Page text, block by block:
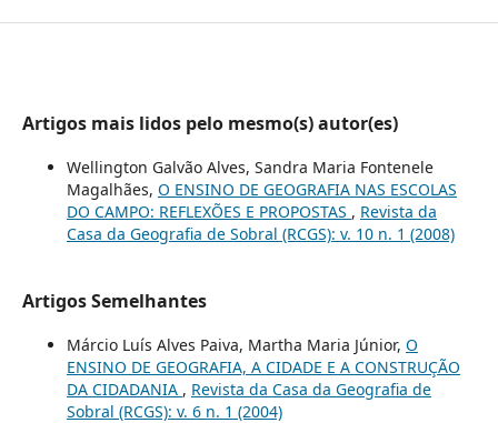
Artigos mais lidos pelo mesmo(s) autor(es)
Wellington Galvão Alves, Sandra Maria Fontenele
Magalhães, O ENSINO DE GEOGRAFIA NAS ESCOLAS
DO CAMPO: REFLEXÕES E PROPOSTAS , Revista da
Casa da Geografia de Sobral (RCGS): v. 10 n. 1 (2008)
Artigos Semelhantes
Márcio Luís Alves Paiva, Martha Maria Júnior, O
ENSINO DE GEOGRAFIA, A CIDADE E A CONSTRUÇÃO
DA CIDADANIA , Revista da Casa da Geografia de
Sobral (RCGS): v. 6 n. 1 (2004)